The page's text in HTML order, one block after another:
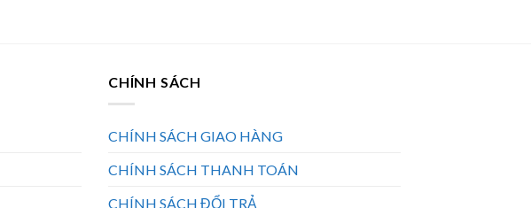
CHÍNH SÁCH
CHÍNH SÁCH GIAO HÀNG
CHÍNH SÁCH THANH TOÁN
CHÍNH SÁCH ĐỔI TRẢ